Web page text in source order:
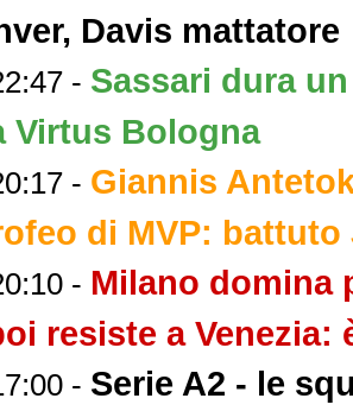
Davis mattatore
- Sassari dura
Virtus Bologna
- Giannis
di MVP: battuto
- Milano domina
resiste a Venezia:
- Serie A2 - le